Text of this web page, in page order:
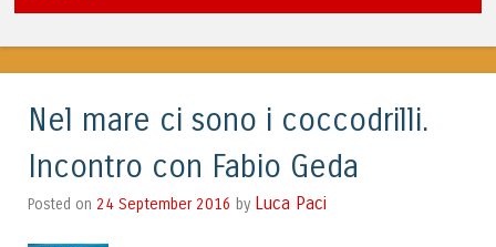
CENTRE WALES
Nel mare ci sono i coccodrilli.
Incontro con Fabio Geda
Posted on 24 September 2016 by Luca Paci